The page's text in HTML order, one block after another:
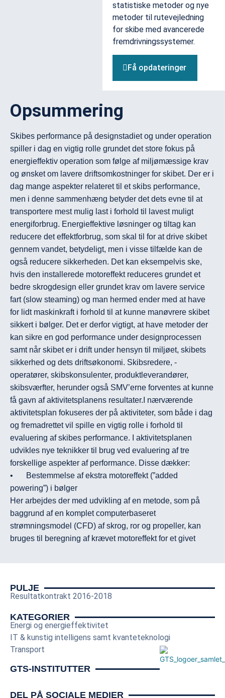
statistiske metoder og nye
metoder til rutevejledning
for skibe med avancerede
fremdrivningssystemer.
Få opdateringer
Opsummering
Skibes performance på designstadiet og under operation
spiller i dag en vigtig rolle grundet det store fokus på
energieffektiv operation som følge af miljømæssige krav
og ønsket om lavere driftsomkostninger for skibet. Der er i
dag mange aspekter relateret til et skibs performance,
men i denne sammenhæng betyder det dets evne til at
transportere mest mulig last i forhold til lavest muligt
energiforbrug. Energieffektive løsninger og tiltag kan
reducere det effektforbrug, som skal til for at drive skibet
gennem vandet, betydeligt, men i visse tilfælde kan de
også reducere sikkerheden. Det kan eksempelvis ske,
hvis den installerede motoreffekt reduceres grundet et
bedre skrogdesign eller grundet krav om lavere service
fart (slow steaming) og man hermed ender med at have
for lidt maskinkraft i forhold til at kunne manøvrere skibet
sikkert i bølger. Det er derfor vigtigt, at have metoder der
kan sikre en god performance under designprocessen
samt når skibet er i drift under hensyn til miljøet, skibets
sikkerhed og dets driftsøkonomi. Skibsredere, -
operatører, skibskonsulenter, produktleverandører,
skibsværfter, herunder også SMV’erne forventes at kunne
få gavn af aktivitetsplanens resultater.I nærværende
aktivitetsplan fokuseres der på aktiviteter, som både i dag
og fremadrettet vil spille en vigtig rolle i forhold til
evaluering af skibes performance. I aktivitetsplanen
udvikles nye teknikker til brug ved evaluering af tre
forskellige aspekter af performance. Disse dækker:
•	Bestemmelse af ekstra motoreffekt (”added
powering”) i bølger
Her arbejdes der med udvikling af en metode, som på
baggrund af en komplet computerbaseret
strømningsmodel (CFD) af skrog, ror og propeller, kan
bruges til beregning af krævet motoreffekt for et givet
på evaluering og optimering af skibes fremdrivning i fladt
og ændrer vandtilstrømningen til propellen og kræver
dermed mere motoreffekt end i fladt vand for at kunne
holde farten og manøvrere sikkert. Metoden vil kunne
beregne fremdrivningseffekten præcist under
hensyntagen til god performance og sikkerhed.
Yderligere vil den også give detaljeret indsigt i
strømningen omkring skrog, ror og propeller, hvilket kan
PULJE
Resultatkontrakt 2016-2018
KATEGORIER
Energi og energieffektivitet
IT & kunstig intelligens samt kvanteteknologi
Transport
GTS-INSTITUTTER
DEL PÅ SOCIALE MEDIER